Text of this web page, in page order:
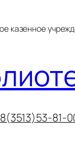
казенное
8(3513)53-81-